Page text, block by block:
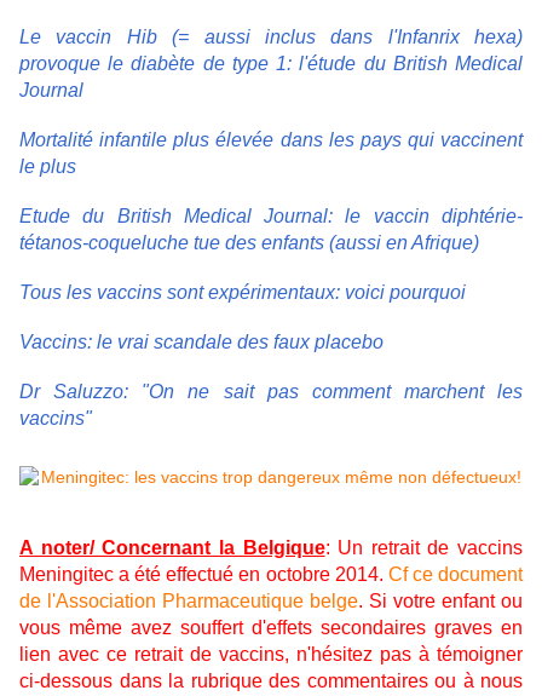
Le vaccin Hib (= aussi inclus dans l'Infanrix hexa)
provoque le diabète de type 1: l'étude du British Medical
Journal
Mortalité infantile plus élevée dans les pays qui vaccinent
le plus
Etude du British Medical Journal: le vaccin diphtérie-
tétanos-coqueluche tue des enfants (aussi en Afrique)
Tous les vaccins sont expérimentaux: voici pourquoi
Vaccins: le vrai scandale des faux placebo
Dr Saluzzo: "On ne sait pas comment marchent les
vaccins"
A noter/ Concernant la Belgique: Un retrait de vaccins
Meningitec a été effectué en octobre 2014. Cf ce document
de l'Association Pharmaceutique belge. Si votre enfant ou
vous même avez souffert d'effets secondaires graves en
lien avec ce retrait de vaccins, n'hésitez pas à témoigner
ci-dessous dans la rubrique des commentaires ou à nous